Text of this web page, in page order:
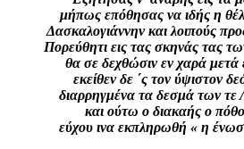
μήπως επόθησας να ιδής η
Δασκαλογιάννην και λοιπούς
Πορεύθητι εις τας σκηνάς τας
θα σε δεχθώσιν εν χαρά μετά
εκείθεν δε ΄ς τον ύψιστον
διαρρηγμένα τα δεσμά των τε
και ούτω ο διακαής ο
εύχου ινα εκπληρωθή « η